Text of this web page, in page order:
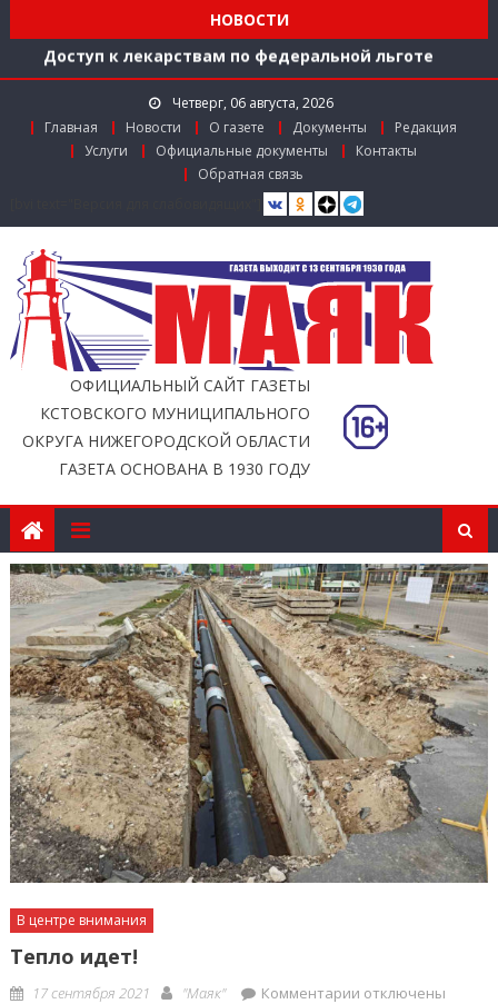
НОВОСТИ
время зарядиться искусством!
Доступ к лекарствам по федеральной льготе
Поддержка в региональном грантовом конкурсе
«Драйверы роста»
Заслуженный работник агропромышленного
комплекса
Мониторинг доступности городской среды на
ул. Рождественской: итоги совместной работы
Четверг, 06 августа, 2026
Главная
Новости О газете Документы
Редакция
Услуги
Официальные документы
Контакты
Обратная связь
ОФИЦИАЛЬНЫЙ САЙТ ГАЗЕТЫ
КСТОВСКОГО МУНИЦИПАЛЬНОГО
ОКРУГА НИЖЕГОРОДСКОЙ ОБЛАСТИ
ГАЗЕТА ОСНОВАНА В 1930 ГОДУ
В центре внимания
Тепло идет!
Posted
17 сентября 2021 Author
"Маяк" Комментариикотключены